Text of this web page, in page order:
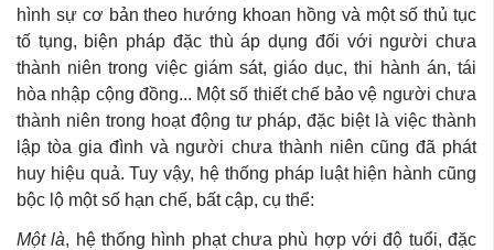
hình sự cơ bản theo hướng khoan hồng và một số thủ tục
tố tụng, biện pháp đặc thù áp dụng đối với người chưa
thành niên trong việc giám sát, giáo dục, thi hành án, tái
hòa nhập cộng đồng... Một số thiết chế bảo vệ người chưa
thành niên trong hoạt động tư pháp, đặc biệt là việc thành
lập tòa gia đình và người chưa thành niên cũng đã phát
huy hiệu quả. Tuy vậy, hệ thống pháp luật hiện hành cũng
bộc lộ một số hạn chế, bất cập, cụ thể:
Một là, hệ thống hình phạt chưa phù hợp với độ tuổi, đặc